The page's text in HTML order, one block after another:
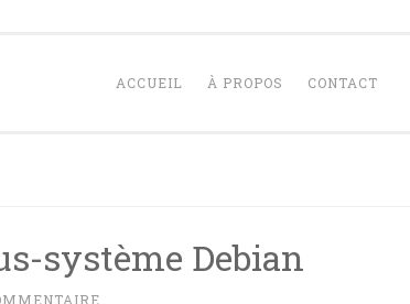
ACCUEIL À PROPOS CONTACT
système Debian